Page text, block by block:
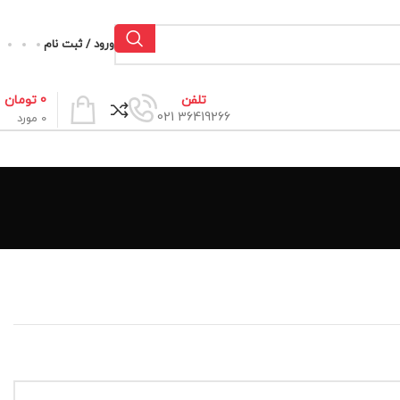
ورود / ثبت نام
تلفن
36419266 021
0 مورد
0 تومان